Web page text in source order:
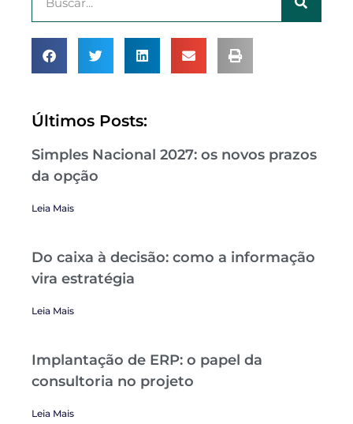
Últimos Posts:
Simples Nacional 2027: os novos prazos
da opção
Leia Mais
Do caixa à decisão: como a informação
vira estratégia
Leia Mais
Implantação de ERP: o papel da
consultoria no projeto
Leia Mais